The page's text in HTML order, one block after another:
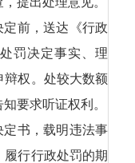
前，送达《行政
罚决定事实、理
辩权。处较大数额
要求听证权利。
书，载明违法事
行行政处罚的期